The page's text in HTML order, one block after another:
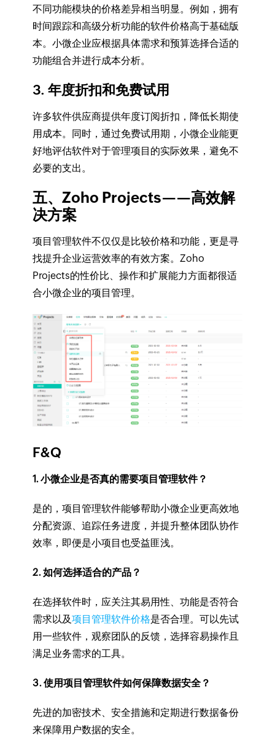
不同功能模块的价格差异相当明显。例如，拥有
时间跟踪和高级分析功能的软件价格高于基础版
本。小微企业应根据具体需求和预算选择合适的
功能组合并进行成本分析。
3. 年度折扣和免费试用
许多软件供应商提供年度订阅折扣，降低长期使
用成本。同时，通过免费试用期，小微企业能更
好地评估软件对于管理项目的实际效果，避免不
必要的支出。
五、Zoho Projects——高效解
决方案
项目管理软件不仅仅是比较价格和功能，更是寻
找提升企业运营效率的有效方案。Zoho
Projects的性价比、操作和扩展能力方面都很适
合小微企业的项目管理。
F&Q
1. 小微企业是否真的需要项目管理软件？
是的，项目管理软件能够帮助小微企业更高效地
分配资源、追踪任务进度，并提升整体团队协作
效率，即便是小项目也受益匪浅。
2. 如何选择适合的产品？
在选择软件时，应关注其易用性、功能是否符合
需求以及项目管理软件价格是否合理。可以先试
用一些软件，观察团队的反馈，选择容易操作且
满足业务需求的工具。
3. 使用项目管理软件如何保障数据安全？
先进的加密技术、安全措施和定期进行数据备份
来保障用户数据的安全。